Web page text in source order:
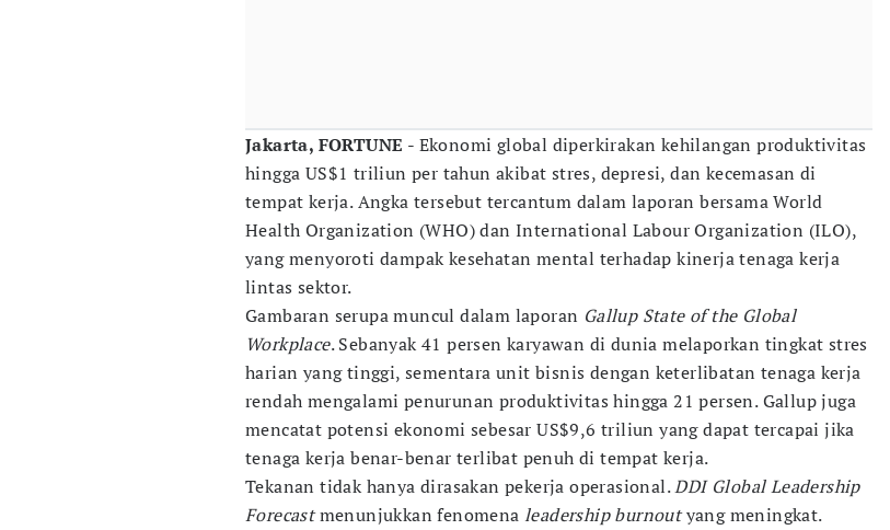
Jakarta, FORTUNE - Ekonomi global diperkirakan kehilangan produktivitas
hingga US$1 triliun per tahun akibat stres, depresi, dan kecemasan di
tempat kerja. Angka tersebut tercantum dalam laporan bersama World
Health Organization (WHO) dan International Labour Organization (ILO),
yang menyoroti dampak kesehatan mental terhadap kinerja tenaga kerja
lintas sektor.
Gambaran serupa muncul dalam laporan Gallup State of the Global
Workplace. Sebanyak 41 persen karyawan di dunia melaporkan tingkat stres
harian yang tinggi, sementara unit bisnis dengan keterlibatan tenaga kerja
rendah mengalami penurunan produktivitas hingga 21 persen. Gallup juga
mencatat potensi ekonomi sebesar US$9,6 triliun yang dapat tercapai jika
tenaga kerja benar-benar terlibat penuh di tempat kerja.
Tekanan tidak hanya dirasakan pekerja operasional.DDI Global Leadership
Forecastmenunjukkan fenomenaleadership burnoutyang meningkat.